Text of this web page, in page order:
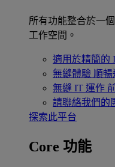
所有功能整合於一
工作空間。
適用於精簡的
無縫體驗 順暢
無縫 IT 運作
請聯絡我們的
探索此平台
Core 功能